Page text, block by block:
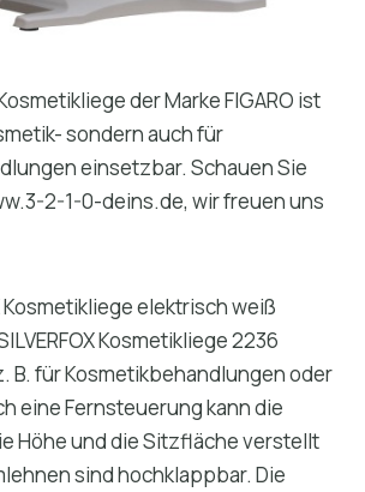
der Marke FIGARO ist
sondern auch für
einsetzbar. Schauen Sie
2-1-0-deins.de, wir freuen uns
Kosmetikliege elektrisch weiß
Kosmetikliege 2236
B. für Kosmetikbehandlungen oder
eine Fernsteuerung kann die
Höhe und die Sitzfläche verstellt
sind hochklappbar. Die